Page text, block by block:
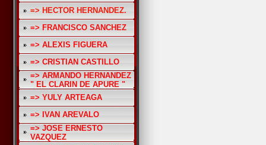
=> HECTOR HERNANDEZ.
=> FRANCISCO SANCHEZ
=> ALEXIS FIGUERA
=> CRISTIAN CASTILLO
=> ARMANDO HERNANDEZ
" EL CLARIN DE APURE "
=> YULY ARTEAGA
=> IVAN AREVALO
=> JOSE ERNESTO
VAZQUEZ